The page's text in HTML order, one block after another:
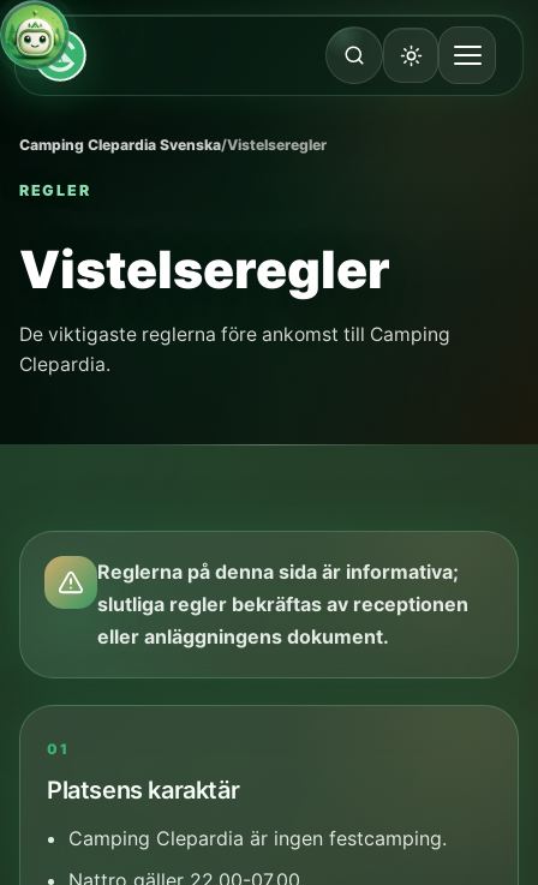
Camping Clepardia Svenska/Vistelseregler
REGLER
Vistelseregler
De viktigaste reglerna före ankomst till Camping
Clepardia.
Reglerna på denna sida är informativa;
slutliga regler bekräftas av receptionen
eller anläggningens dokument.
01
Platsens karaktär
Camping Clepardia är ingen festcamping.
Nattro gäller 22.00-07.00.